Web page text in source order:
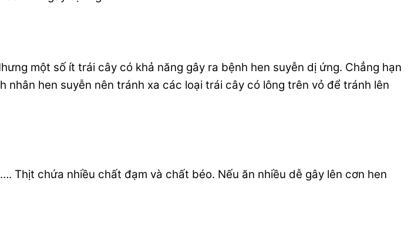
một số ít trái cây có khả năng gây ra bệnh hen suyễn dị ứng. Chẳng hạn
hen suyễn nên tránh xa các loại trái cây có lông trên vỏ để tránh lên
Thịt chứa nhiều chất đạm và chất béo. Nếu ăn nhiều dễ gây lên cơn hen